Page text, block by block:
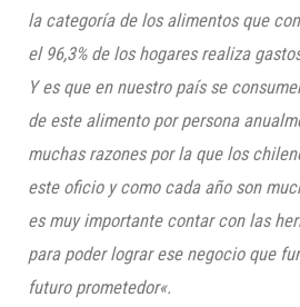
la categoría de los alimentos que
el 96,3% de los hogares realiza
Y es que en nuestro país se
de este alimento por persona
muchas razones por la que los
este oficio y como cada año son
es muy importante contar con las
para poder lograr ese negocio que
futuro prometedor«.